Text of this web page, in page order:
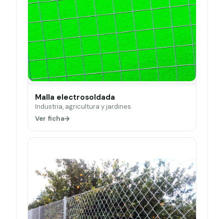
Malla electrosoldada
Industria, agricultura y jardines.
Ver ficha